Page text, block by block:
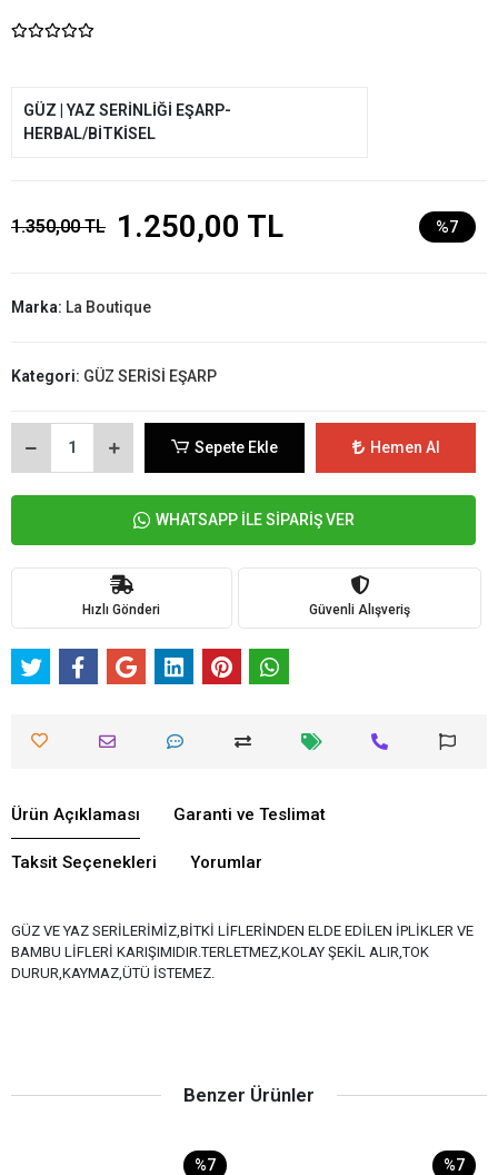
GÜZ | YAZ SERİNLİĞİ EŞARP-
HERBAL/BİTKİSEL
1.350,00 TL 1.250,00 TL %7
Marka: La Boutique
Kategori: GÜZ SERİSİ EŞARP
Sepete Ekle Hemen Al
WHATSAPP İLE SİPARİŞ VER
Hızlı Gönderi Güvenli Alışveriş
Ürün Açıklaması Garanti ve Teslimat
Taksit Seçenekleri Yorumlar
GÜZ VE YAZ SERİLERİMİZ,BİTKİ LİFLERİNDEN ELDE EDİLEN İPLİKLER VE
BAMBU LİFLERİ KARIŞIMIDIR.TERLETMEZ,KOLAY ŞEKİL ALIR,TOK
DURUR,KAYMAZ,ÜTÜ İSTEMEZ.
Benzer Ürünler
%7 %7